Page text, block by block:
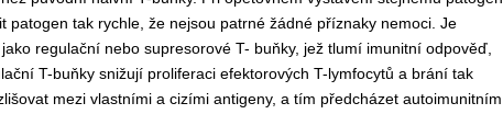
tak rychle, že nejsou patrné žádné příznaky nemoci. Je
regulační nebo supresorové T- buňky, jež tlumí imunitní odpověď,
T-buňky snižují proliferaci efektorových T-lymfocytů a brání tak
mezi vlastními a cizími antigeny, a tím předcházet autoimunitním